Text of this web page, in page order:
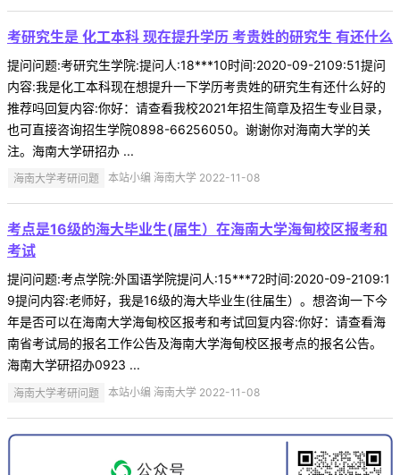
考研究生是 化工本科 现在提升学历 考贵姓的研究生 有还什么
提问问题:考研究生学院:提问人:18***10时间:2020-09-2109:51提问
内容:我是化工本科现在想提升一下学历考贵姓的研究生有还什么好的
推荐吗回复内容:你好：请查看我校2021年招生简章及招生专业目录，
也可直接咨询招生学院0898-66256050。谢谢你对海南大学的关
注。海南大学研招办 ...
海南大学考研问题 本站小编 海南大学 2022-11-08
考点是16级的海大毕业生(届生）在海南大学海甸校区报考和
考试
提问问题:考点学院:外国语学院提问人:15***72时间:2020-09-2109:1
9提问内容:老师好，我是16级的海大毕业生(往届生）。想咨询一下今
年是否可以在海南大学海甸校区报考和考试回复内容:你好：请查看海
南省考试局的报名工作公告及海南大学海甸校区报考点的报名公告。
海南大学研招办0923 ...
海南大学考研问题 本站小编 海南大学 2022-11-08